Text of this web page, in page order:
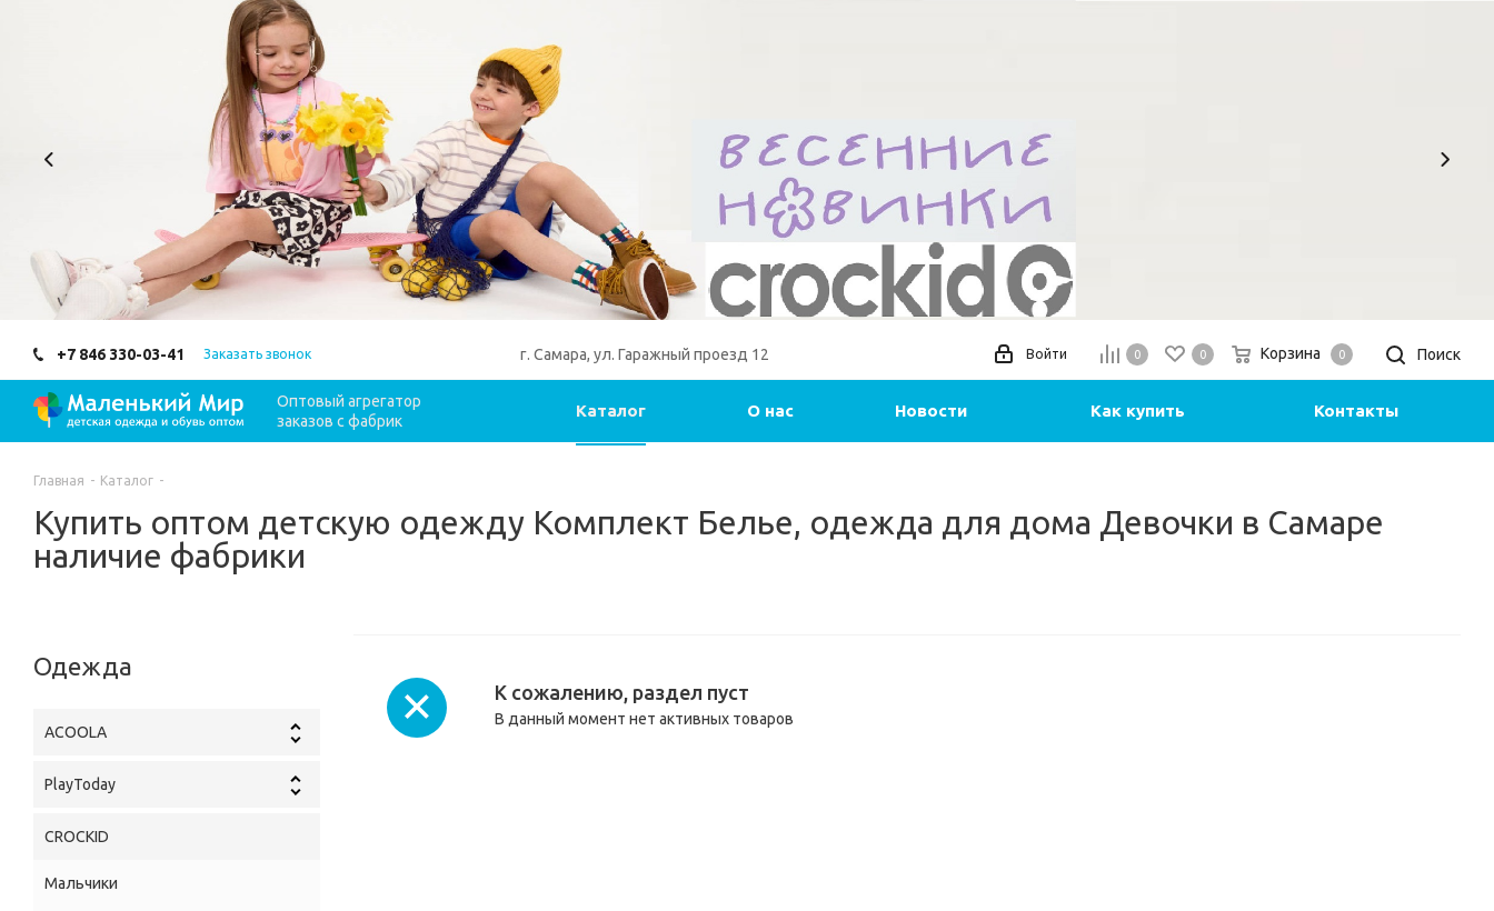
+7 846 330-03-41 Заказать звонок г. Самара, ул. Гаражный проезд 12 Поиск
0 0 Корзина 0
Войти
Оптовый агрегатор
заказов с фабрик
Каталог О нас Новости Как купить Контакты
Главная - Каталог -
Купить оптом детскую одежду Комплект Белье, одежда для дома Девочки в Самаре
наличие фабрики
К сожалению, раздел пуст
В данный момент нет активных товаров
Одежда
ACOOLA
PlayToday
CROCKID
Мальчики